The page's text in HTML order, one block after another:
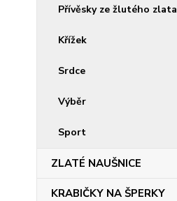
Přívěsky ze žlutého zlata
Křížek
Srdce
Výběr
Sport
ZLATÉ NAUŠNICE
KRABIČKY NA ŠPERKY